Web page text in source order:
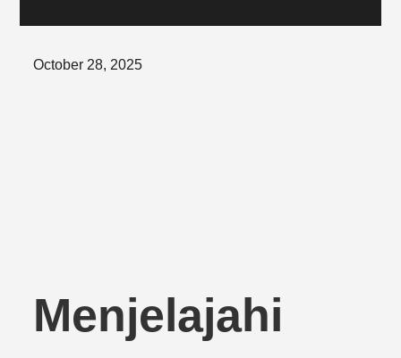
Posted
October 28, 2025
Menjelajahi